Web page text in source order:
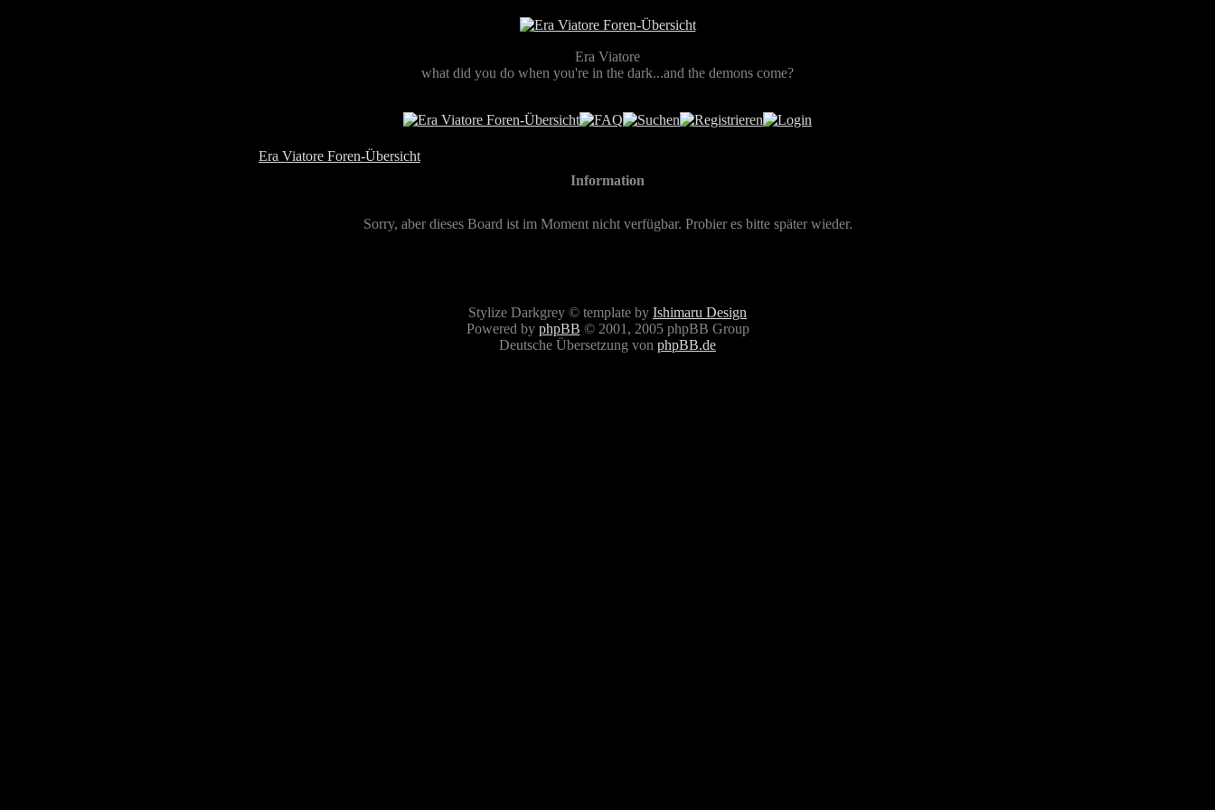
Era Viatore
what did you do when you're in the dark...and the demons come?
Era Viatore Foren-Übersicht
Information
Sorry, aber dieses Board ist im Moment nicht verfügbar. Probier es bitte später wieder.
Stylize Darkgrey © template by Ishimaru Design
Powered by phpBB © 2001, 2005 phpBB Group
Deutsche Übersetzung von phpBB.de